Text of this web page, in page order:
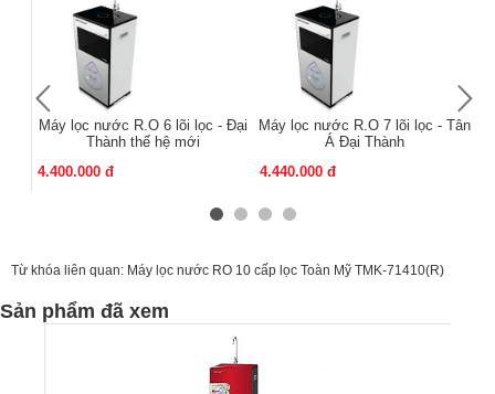
Máy lọc nước R.O 6 lõi lọc - Đại
Thành thế hệ mới
4.400.000 đ
Máy lọc nước R.O 7 lõi lọc - Tân
Á Đại Thành
4.440.000 đ
Từ khóa liên quan: Máy lọc nước RO 10 cấp lọc Toàn Mỹ TMK-71410(R)
Sản phẩm đã xem